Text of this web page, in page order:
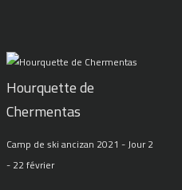
Hourquette de
Chermentas
Camp de ski ancizan 2021 - Jour 2
- 22 février